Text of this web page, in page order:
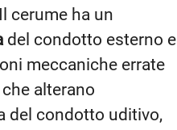
cerume ha un
del condotto esterno e
meccaniche errate
alterano
del condotto uditivo,